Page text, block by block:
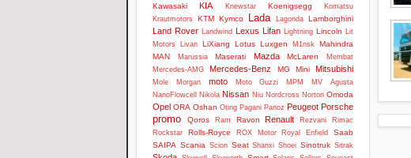
Kawasaki KIA Knewstar Koenigsegg
Komatsu
Krautmotors KTM Kymco Lada Lagonda Lamborghini
Land Rover Landwind Lexus Lifan Lightning Lincoln Lit
Motors
Livan LiXiang Lotus Luxgen M1nsk Mahindra
MAN
Marussia Maserati Mazda McLaren
Membat
Mercedes-AMG
Mercedes-Benz MG Mini Mitsubishi
Mole Morgan moto Moto Guzzi MPM
MV Agusta
NanoFlowcell
Nikola Nissan Niu Nordcross Norton Omoda
Opel ORA Oshan Oting Pagani Panoz Peugeot Porsche
promo Qoros Ram Ravon Renault Rezvani
Rimac
Rockstar
Rolls-Royce ROX Motor Royal Enfield
Saab
SAIPA Scania Scion Seat Shanxi Shoei Sinotruk Sitrak